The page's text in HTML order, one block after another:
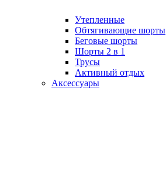
Утепленные
Обтягивающие шорты
Беговые шорты
Шорты 2 в 1
Трусы
Активный отдых
Аксессуары